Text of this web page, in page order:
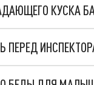
КУСКА